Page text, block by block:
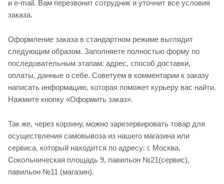
и e-mail. Вам перезвонит сотрудник и уточнит все условия
заказа.
Оформление заказа в стандартном режиме выглядит
следующим образом. Заполняете полностью форму по
последовательным этапам: адрес, способ доставки,
оплаты, данные о себе. Советуем в комментарии к заказу
написать информацию, которая поможет курьеру вас найти.
Нажмите кнопку «Оформить заказ».
Так же, через корзину, можно зарезервировать товар для
осуществления самовывоза из нашего магазина или
сервиса, который находится по адресу: г. Москва,
Сокольническая площадь 9, павильон №21(сервис),
павильон №11 (магазин).